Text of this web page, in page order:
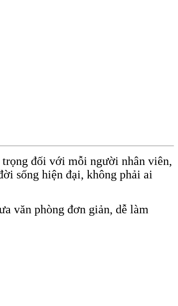
đối với mỗi người nhân viên,
sống hiện đại, không phải ai
văn phòng đơn giản, dễ làm